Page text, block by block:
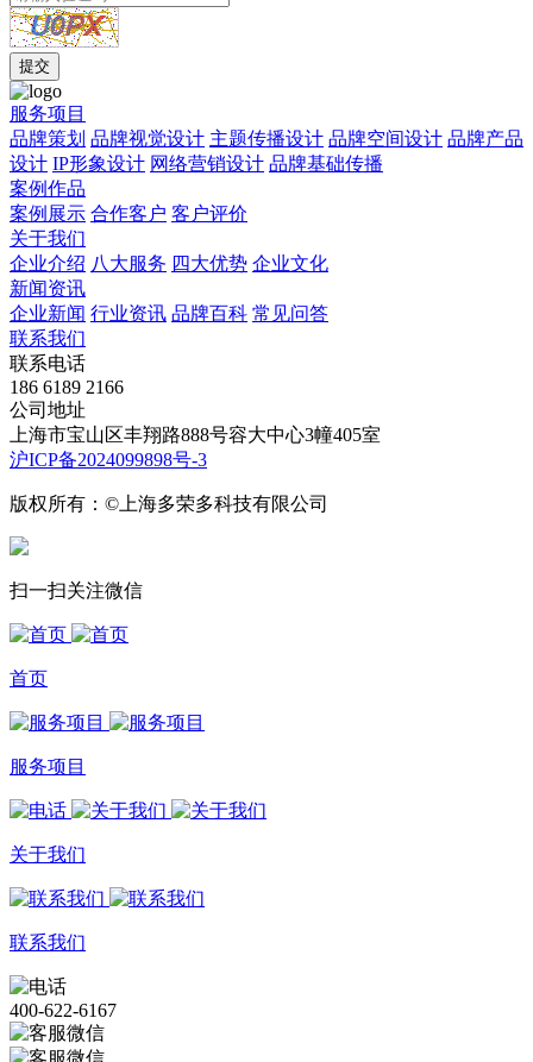
服务项目
品牌策划 品牌视觉设计 主题传播设计 品牌空间设计 品牌产品
设计 IP形象设计 网络营销设计 品牌基础传播
案例作品
案例展示 合作客户 客户评价
关于我们
企业介绍 八大服务 四大优势 企业文化
新闻资讯
企业新闻 行业资讯 品牌百科 常见问答
联系我们
联系电话
186 6189 2166
公司地址
上海市宝山区丰翔路888号容大中心3幢405室
沪ICP备2024099898号-3
版权所有：©上海多荣多科技有限公司
扫一扫关注微信
首页
服务项目
关于我们
联系我们
400-622-6167